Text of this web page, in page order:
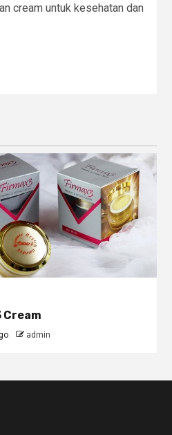
cream untuk kesehatan dan
Cream
admin